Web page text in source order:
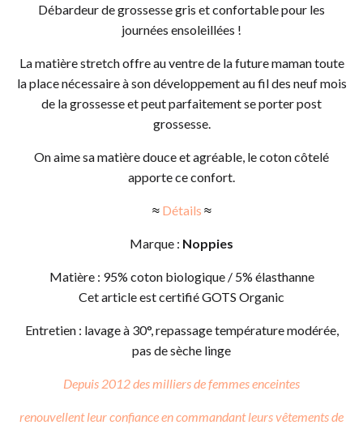
Débardeur de grossesse gris et confortable pour les
journées ensoleillées !
La matière stretch offre au ventre de la future maman toute
la place nécessaire à son développement au fil des neuf mois
de la grossesse et peut parfaitement se porter post
grossesse.
On aime sa matière douce et agréable, le coton côtelé
apporte ce confort.
≈ Détails ≈
​Marque : Noppies
Matière : 95% coton biologique / 5% élasthanne
Cet article est certifié GOTS Organic
Entretien : lavage à 30°, repassage température modérée,
pas de sèche linge
Depuis 2012 des milliers de femmes enceintes
renouvellent leur confianceen commandant leurs vêtements de